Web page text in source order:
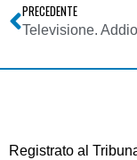
PRECEDENTE
Registrato al